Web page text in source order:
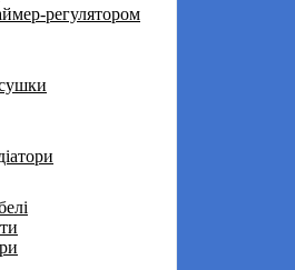
регулятором